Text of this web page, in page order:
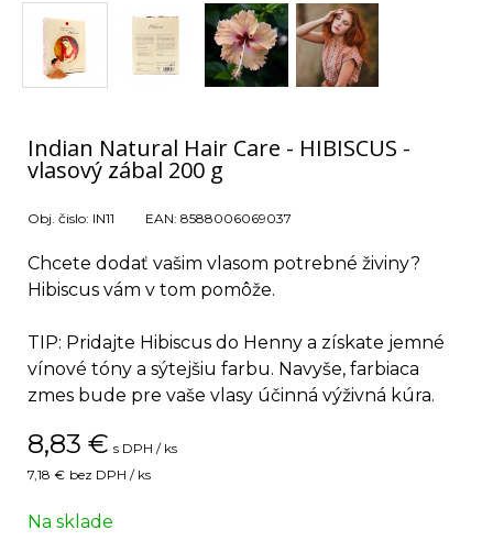
Indian Natural Hair Care - HIBISCUS -
vlasový zábal 200 g
Obj. čislo: IN11 EAN: 8588006069037
Chcete dodať vašim vlasom potrebné živiny?
Hibiscus vám v tom pomôže.
TIP: Pridajte Hibiscus do Henny a získate jemné
vínové tóny a sýtejšiu farbu. Navyše, farbiaca
zmes bude pre vaše vlasy účinná výživná kúra.
8,83 € s DPH / ks
7,18 € bez DPH / ks
Na sklade